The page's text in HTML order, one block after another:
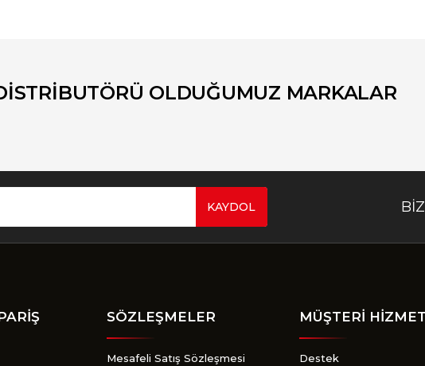
Yorum Yaz
OLDUĞUMUZ MARKALAR
KAYDOL
SÖZLEŞMELER
Mesafeli Satış Sözleşmesi
MÜŞTERİ
Destek